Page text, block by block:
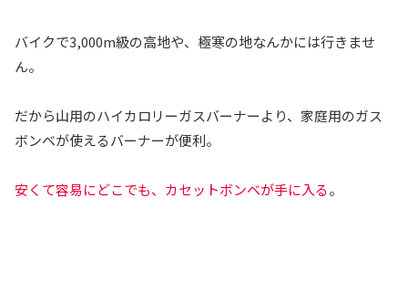
バイクで3,000m級の高地や、極寒の地なんかには行きませ
ん。
だから山用のハイカロリーガスバーナーより、家庭用のガス
ボンベが使えるバーナーが便利。
安くて容易にどこでも、カセットボンベが手に入る。